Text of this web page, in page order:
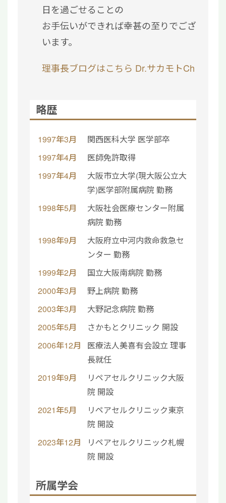
日を過ごせることの
お手伝いができれば幸甚の至りでござ
います。
理事長ブログはこちら Dr.サカモトCh
略歴
1997年3月
関西医科大学 医学部卒
1997年4月
医師免許取得
1997年4月
大阪市立大学(現大阪公立大
学)医学部附属病院 勤務
1998年5月
大阪社会医療センター附属
病院 勤務
1998年9月
大阪府立中河内救命救急セ
ンター 勤務
1999年2月
国立大阪南病院 勤務
2000年3月
野上病院 勤務
2003年3月
大野記念病院 勤務
2005年5月
さかもとクリニック 開設
2006年12月
医療法人美喜有会設立 理事
長就任
2019年9月
リペアセルクリニック大阪
院 開設
2021年5月
リペアセルクリニック東京
院 開設
2023年12月
リペアセルクリニック札幌
院 開設
所属学会